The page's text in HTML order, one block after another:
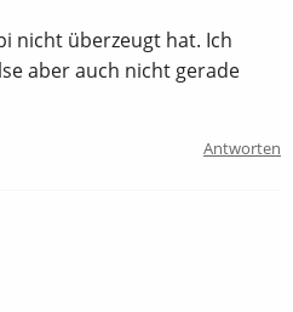
nicht überzeugt hat. Ich
aber auch nicht gerade
Antworten